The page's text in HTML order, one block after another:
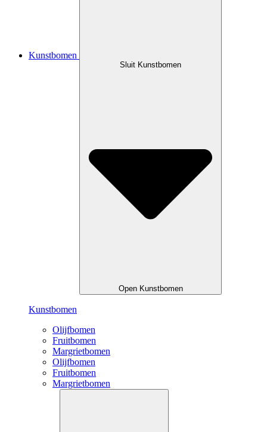
Kunstbomen
Sluit Kunstbomen
Open Kunstbomen
Kunstbomen
Olijfbomen
Fruitbomen
Margrietbomen
Olijfbomen
Fruitbomen
Margrietbomen